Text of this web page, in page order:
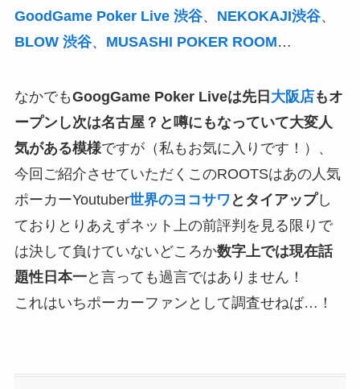
GoodGame Poker Live 渋谷、 NEKOKAJI渋谷、
BLOW 渋谷、 MUSASHI POKER ROOM…
なかでもGoogGame Poker Liveは先日 大阪店もオ
ープンし次は名古屋？と噂にもなっていて大変人
気がある模様ですが（私もお気に入りです！）、
今回ご紹介させていただくこのROOTSはあの人気
ポーカーYoutuber世界のヨコサワ とタイアップし
ておりとりあえずネット上の前評判を見る限りで
は決して負けていないどころか数字上では現在話
題性日本一と言っても過言ではありません！
これはいちポーカーファンとして調査せねば…！